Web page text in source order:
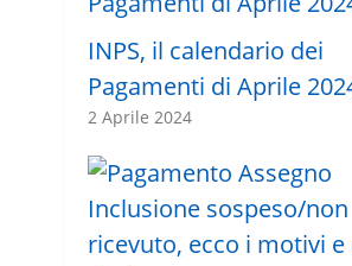
INPS, il calendario dei
Pagamenti di Aprile
2 Aprile 2024